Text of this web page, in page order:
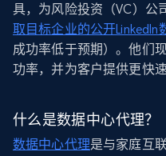
具，为风险投资（VC）公
取目标企业的公开LinkedIn
成功率低于预期）。他们
功率，并为客户提供更快
什么是数据中心代理？
数据中心代理是与家庭互